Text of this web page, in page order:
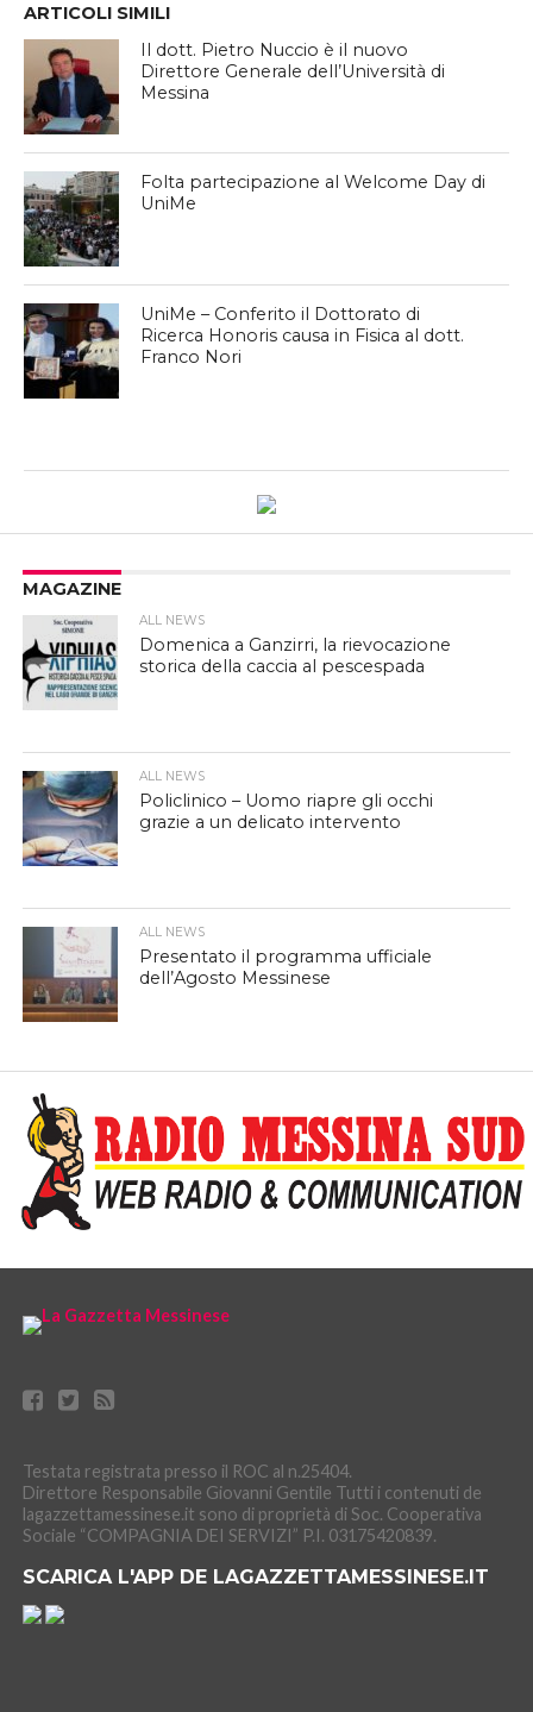
ARTICOLI SIMILI
Il dott. Pietro Nuccio è il nuovo
Direttore Generale dell’Università di
Messina
Folta partecipazione al Welcome Day di
UniMe
UniMe – Conferito il Dottorato di
Ricerca Honoris causa in Fisica al dott.
Franco Nori
MAGAZINE
ALL NEWS
Domenica a Ganzirri, la rievocazione
storica della caccia al pescespada
ALL NEWS
Policlinico – Uomo riapre gli occhi
grazie a un delicato intervento
ALL NEWS
Presentato il programma ufficiale
dell’Agosto Messinese
Testata registrata presso il ROC al n.25404.
Direttore Responsabile Giovanni Gentile Tutti i contenuti de
lagazzettamessinese.it sono di proprietà di Soc. Cooperativa
Sociale “COMPAGNIA DEI SERVIZI” P.I. 03175420839.
SCARICA L'APP DE LAGAZZETTAMESSINESE.IT